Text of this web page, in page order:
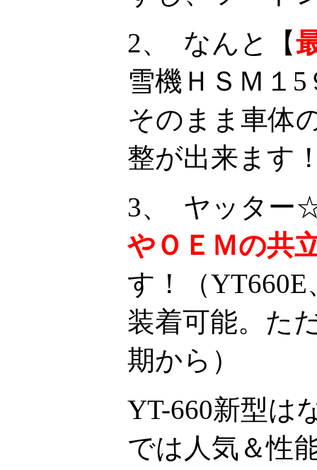
2、 なんと【
雪機ＨＳＭ１
そのまま車体
整が出来ます
3、 ヤッター
やＯＥＭの共
す！（YT660E
装着可能。た
期から）
YT-660新型は
では人気＆性